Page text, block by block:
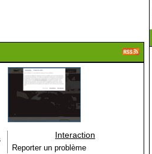
Interaction
Reporter un problème